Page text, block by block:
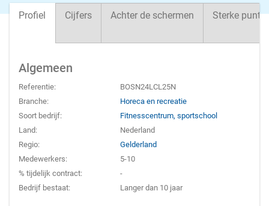
Profiel Cijfers Achter de schermen Sterke
Algemeen
Referentie:
BOSN24LCL25N
Branche:
Horeca en recreatie
Soort bedrijf:
Fitnesscentrum, sportschool
Land:
Nederland
Regio:
Gelderland
Medewerkers:
5-10
% tijdelijk contract:
-
Bedrijf bestaat:
Langer dan 10 jaar